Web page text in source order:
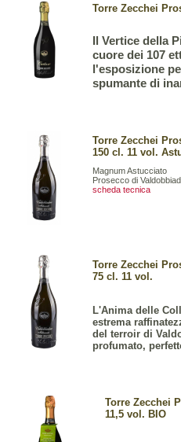
Torre Zecchei
Il Vertice della
cuore dei 107
l'esposizione
spumante di
Torre Zecchei
150 cl. 11 vol.
Magnum Astucciato
Prosecco di
scheda tecnica
Torre Zecchei
75 cl. 11 vol.
L'Anima delle
estrema
del terroir di
profumato,
Torre Zecchei
11,5 vol. BIO